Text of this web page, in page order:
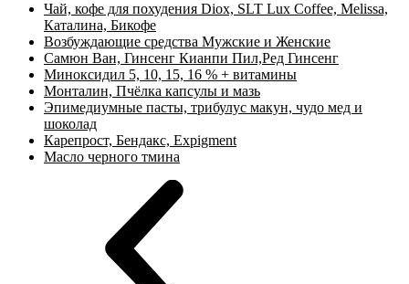
Чай, кофе для похудения Diox, SLT Lux Coffee, Melissa,
Каталина, Бикофе
Возбуждающие средства Мужские и Женские
Самюн Ван, Гинсенг Кианпи Пил,Ред Гинсенг
Миноксидил 5, 10, 15, 16 % + витамины
Монталин, Пчёлка капсулы и мазь
Эпимедиумные пасты, трибулус макун, чудо мед и
шоколад
Карепрост, Бендакс, Expigment
Масло черного тмина